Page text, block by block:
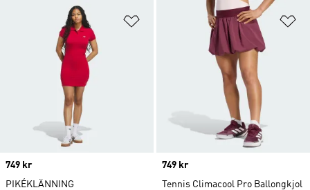
Lägg till på önskelistan
Price
749 kr
PIKÉKLÄNNING
Price
749 kr
Tennis Climacool Pro Ballongkjol